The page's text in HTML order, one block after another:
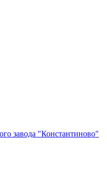
завода "Константиново"